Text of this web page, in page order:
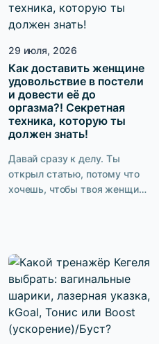
29 июля, 2026
Как доставить женщине
удовольствие в постели
и довести её до
оргазма?! Секретная
техника, которую ты
должен знать!
Давай сразу к делу. Ты
открыл статью, потому что
хочешь, чтобы твоя женщина
закончится быстрее. Ты
хочешь быть тем мужчиной,
после которого она лежит с
довольной улыбкой и не
может связать двух слов. И